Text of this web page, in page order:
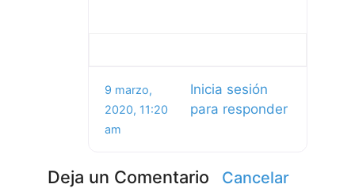
9 marzo,
2020, 11:20
am
Inicia sesión
para responder
Deja un Comentario
Cancelar